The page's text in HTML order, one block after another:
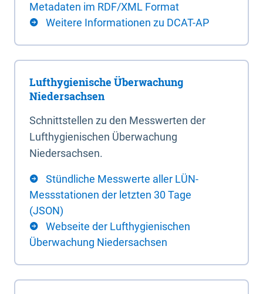
Metadaten im RDF/XML Format
Weitere Informationen zu DCAT-AP
Lufthygienische Überwachung
Niedersachsen
Schnittstellen zu den Messwerten der
Lufthygienischen Überwachung
Niedersachsen.
Stündliche Messwerte aller LÜN-
Messstationen der letzten 30 Tage
(JSON)
Webseite der Lufthygienischen
Überwachung Niedersachsen